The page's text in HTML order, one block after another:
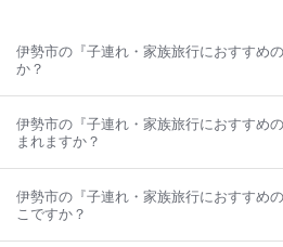
伊勢市の『子連れ・家族旅行におすすめ
か？
伊勢市の『子連れ・家族旅行におすすめ
まれますか？
伊勢市の『子連れ・家族旅行におすすめ
こですか？